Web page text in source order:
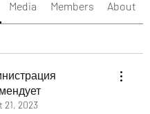
Media Members About
21, 2023